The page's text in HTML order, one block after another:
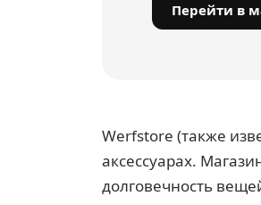
Перейти в
Werfstore (также
аксессуарах.
долговечность